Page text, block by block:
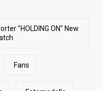
"HOLDING ON" New
Fans